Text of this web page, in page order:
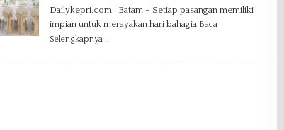
E
I
Dailykepri.com | Batam – Setiap pasangan memiliki
impian untuk merayakan hari bahagia Baca
Selengkapnya